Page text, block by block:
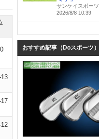
サンケイスポーツ
2026/8/8 10:39
おすすめ記事（Doスポーツ）